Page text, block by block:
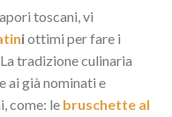
toscani, vi
iottimi per fare i
tradizione culinaria
ai già nominati e
come: le bruschette al